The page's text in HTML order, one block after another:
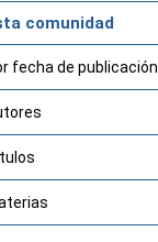
comunidad
fecha de publicación